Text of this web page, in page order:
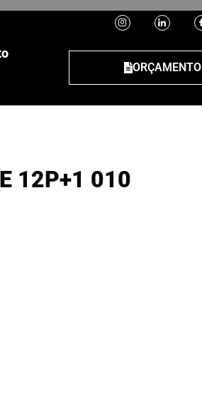
ORÇAMENTO
12P+1 010